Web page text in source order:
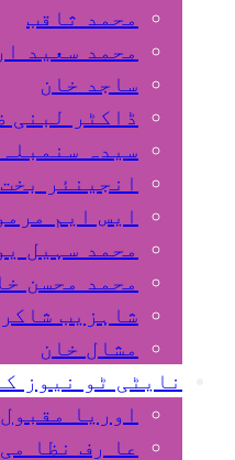
محمد ثاقب
محمد سعید
ساجد خان
ڈاکٹر لبنی
سیدہ
انجینئر
ایس ایم
محمد سہیل
محمد محسن
شاہزیب شاکر
مشال خان
نایٹی ٹو نیوز
اوریا
عا رف نظا می